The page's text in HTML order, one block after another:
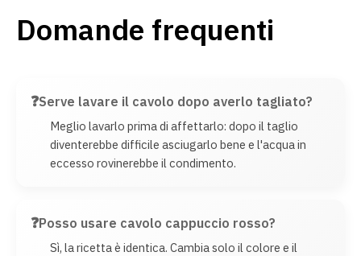
Domande frequenti
Serve lavare il cavolo dopo averlo tagliato?
Meglio lavarlo prima di affettarlo: dopo il taglio
diventerebbe difficile asciugarlo bene e l'acqua in
eccesso rovinerebbe il condimento.
Posso usare cavolo cappuccio rosso?
Sì, la ricetta è identica. Cambia solo il colore e il